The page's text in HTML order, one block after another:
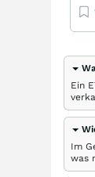
Ein
Im
was